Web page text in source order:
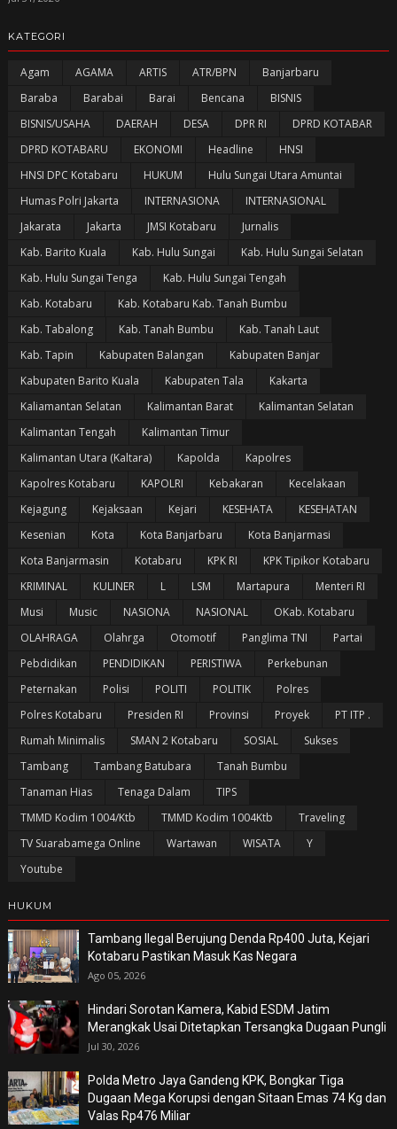
KATEGORI
Agam AGAMA ARTIS ATR/BPN
Banjarbaru
Baraba
Barabai Barai Bencana
BISNIS
BISNIS/USAHA
DAERAH DESA DPR RI
DPRD KOTABAR
DPRD KOTABARU
EKONOMI Headline
HNSI
HNSI DPC Kotabaru
HUKUM
Hulu Sungai Utara Amuntai
Humas Polri Jakarta
INTERNASIONA
INTERNASIONAL
Jakarata
Jakarta JMSI Kotabaru
Jurnalis
Kab. Barito Kuala
Kab. Hulu Sungai
Kab. Hulu Sungai Selatan
Kab. Hulu Sungai Tenga
Kab. Hulu Sungai Tengah
Kab. Kotabaru
Kab. Kotabaru Kab. Tanah Bumbu
Kab. Tabalong
Kab. Tanah Bumbu
Kab. Tanah Laut
Kab. Tapin
Kabupaten Balangan
Kabupaten Banjar
Kabupaten Barito Kuala
Kabupaten Tala
Kakarta
Kaliamantan Selatan
Kalimantan Barat
Kalimantan Selatan
Kalimantan Tengah
Kalimantan Timur
Kalimantan Utara (Kaltara)
Kapolda
Kapolres
Kapolres Kotabaru
KAPOLRI Kebakaran
Kecelakaan
Kejagung
Kejaksaan Kejari KESEHATA
KESEHATAN
Kesenian
Kota Kota Banjarbaru
Kota Banjarmasi
Kota Banjarmasin
Kotabaru KPK RI
KPK Tipikor Kotabaru
KRIMINAL
KULINER L LSM Martapura
Menteri RI
Musi
Music NASIONA NASIONAL
OKab. Kotabaru
OLAHRAGA
Olahrga Otomotif Panglima TNI
Partai
Pebdidikan
PENDIDIKAN PERISTIWA
Perkebunan
Peternakan
Polisi POLITI POLITIK
Polres
Polres Kotabaru
Presiden RI Provinsi Proyek
PT ITP .
Rumah Minimalis
SMAN 2 Kotabaru SOSIAL
Sukses
Tambang
Tambang Batubara
Tanah Bumbu
Tanaman Hias
Tenaga Dalam
TIPS
TMMD Kodim 1004/Ktb
TMMD Kodim 1004Ktb
Traveling
TV Suarabamega Online
Wartawan WISATA
Y
Youtube
HUKUM
Tambang Ilegal Berujung Denda Rp400 Juta, Kejari
Kotabaru Pastikan Masuk Kas Negara
Ago 05, 2026
Hindari Sorotan Kamera, Kabid ESDM Jatim
Merangkak Usai Ditetapkan Tersangka Dugaan Pungli
Jul 30, 2026
Polda Metro Jaya Gandeng KPK, Bongkar Tiga
Dugaan Mega Korupsi dengan Sitaan Emas 74 Kg dan
Valas Rp476 Miliar